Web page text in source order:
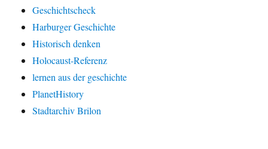
Geschichtscheck
Harburger Geschichte
Historisch denken
Holocaust-Referenz
lernen aus der geschichte
PlanetHistory
Stadtarchiv Brilon